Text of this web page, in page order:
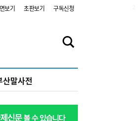
보기 초판보기 구독신청
산말사전